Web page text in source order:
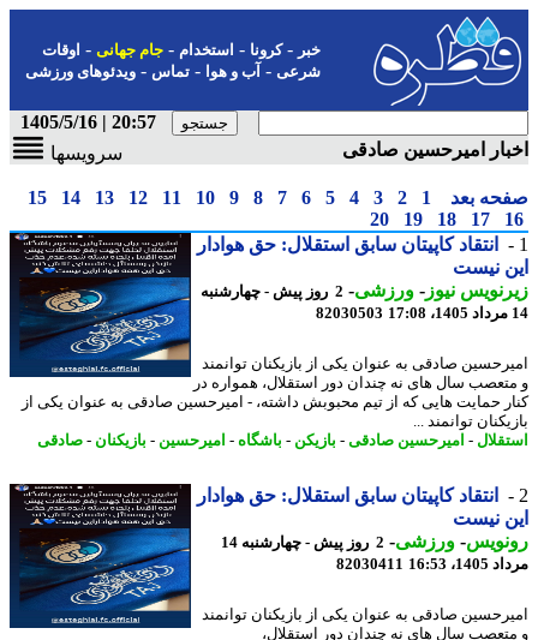
-کرونا-استخدام- جام جهانی-اوقات
شرعی-آب و هوا-تماس-ویدئوهای ورزشی
20:57 | 1405/5/16
امیرحسین صادقی
سرویسها
بعد 1
2
3
4
5
6
7
8
9
10
11
12
13
14
15
17
18
19
20
انتقاد کاپیتان سابق استقلال: حق هوادار
نیست
نیوز-ورزشی-
2 روز پیش - چهارشنبه
82030503
صادقی به عنوان یکی از بازیکنان توانمند
سال های نه چندان دور استقلال، همواره در
حمایت هایی که از تیم محبوبش داشته، - امیرحسین صادقی به عنوان یکی از
توانمند ...
-امیرحسین صادقی-بازیکن -باشگاه-امیرحسین-بازیکنان-صادقی
انتقاد کاپیتان سابق استقلال: حق هوادار
نیست
-ورزشی-
2 روز پیش - چهارشنبه 14
16:53
82030411
صادقی به عنوان یکی از بازیکنان توانمند
سال های نه چندان دور استقلال،